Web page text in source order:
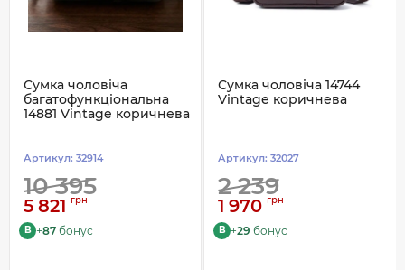
Сумка чоловіча
багатофункціональна
14881 Vintage коричнева
Артикул: 32914
10 395
5 821 грн
B +87 бонус
Сумка чоловіча 14744
Vintage коричнева
Артикул: 32027
2 239
1 970 грн
B +29 бонус